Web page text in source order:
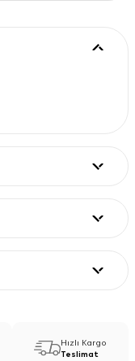
Hızlı Kargo
Teslimat